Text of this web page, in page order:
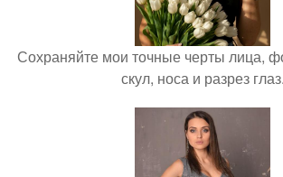
Сохраняйте мои точные черты лица,
скул, носа и разрез глаз.